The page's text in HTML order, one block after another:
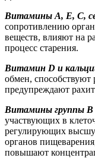
Витамины А, Е, С,
сопротивлению
веществ, влияют на
процесс старения.
Витамин D и
обмен, способствуют
предупреждают
Витамины группы В
участвующих в
регулирующих
органов
повышают